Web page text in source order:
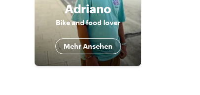
Adriano
Bike and food lover
Mehr Ansehen